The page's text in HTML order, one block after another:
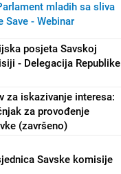
mladih sa sliva
Save - Webinar
posjeta Savskoj
- Delegacija Republike
za iskazivanje interesa:
za provođenje
(završeno)
Savske komisije